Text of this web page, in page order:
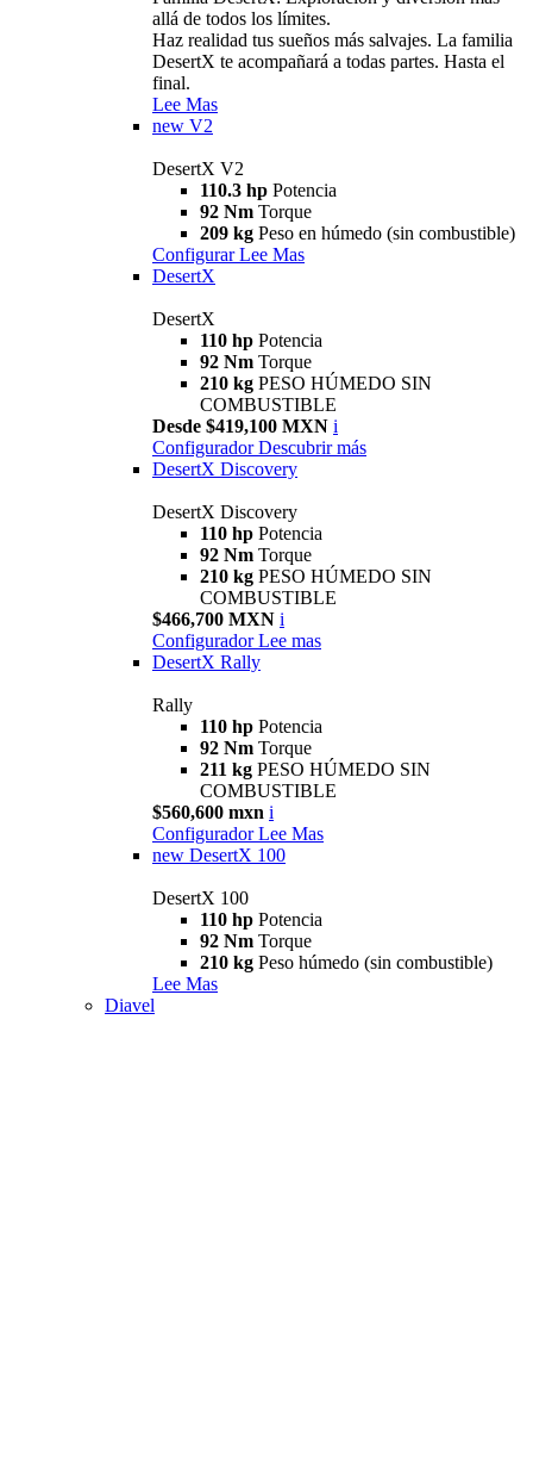
allá de todos los límites.
Haz realidad tus sueños más salvajes. La familia
DesertX te acompañará a todas partes. Hasta el
final.
Lee Mas
new V2
DesertX V2
110.3 hp Potencia
92 Nm Torque
209 kg Peso en húmedo (sin combustible)
Configurar Lee Mas
DesertX
DesertX
110 hp Potencia
92 Nm Torque
210 kg PESO HÚMEDO SIN
COMBUSTIBLE
Desde $419,100 MXN i
Configurador Descubrir más
DesertX Discovery
DesertX Discovery
110 hp Potencia
92 Nm Torque
210 kg PESO HÚMEDO SIN
COMBUSTIBLE
$466,700 MXN i
Configurador Lee mas
DesertX Rally
Rally
110 hp Potencia
92 Nm Torque
211 kg PESO HÚMEDO SIN
COMBUSTIBLE
$560,600 mxn i
Configurador Lee Mas
new DesertX 100
DesertX 100
110 hp Potencia
92 Nm Torque
210 kg Peso húmedo (sin combustible)
Lee Mas
Diavel